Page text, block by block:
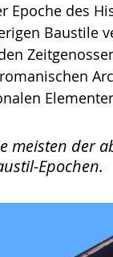
Epoche des
Baustile
meisten der
Epochen.